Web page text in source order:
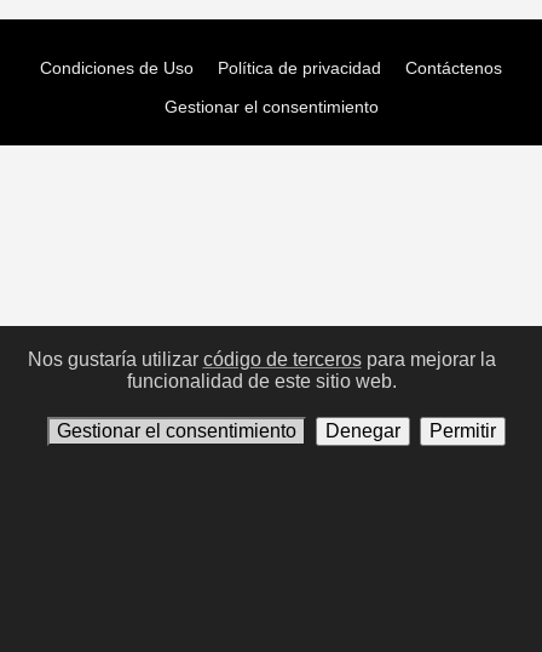
Condiciones de Uso Política de privacidad
Contáctenos
Gestionar el consentimiento
Nos gustaría utilizar código de tercerospara mejorar la
funcionalidad de este sitio web.
Gestionar el consentimiento Denegar Permitir